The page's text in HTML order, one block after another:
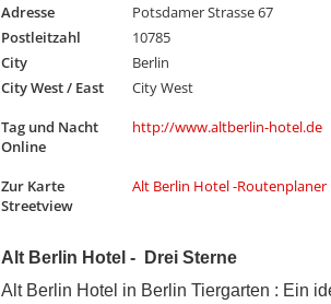
Adresse
Potsdamer Strasse 67
Postleitzahl
10785
City
Berlin
City West / East
City West
Tag und Nacht
Online
http://www.altberlin-hotel.de
Zur Karte
Streetview
Alt Berlin Hotel -Routenplaner
Alt Berlin Hotel - Drei Sterne
Alt Berlin Hotel in Berlin Tiergarten : Ein